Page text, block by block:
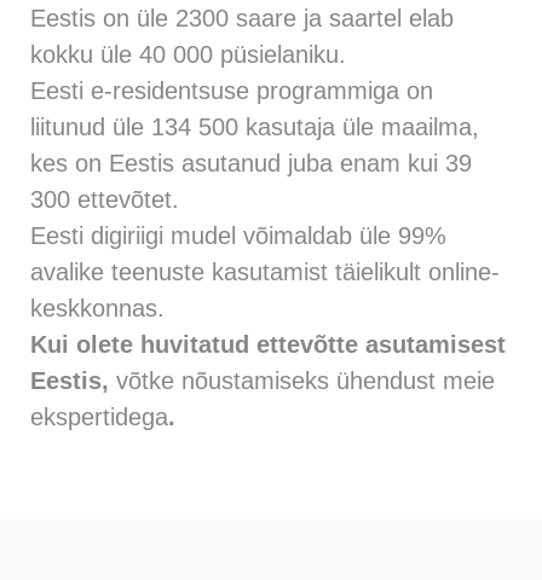
Eestis on üle 2300 saare ja saartel elab
kokku üle 40 000 püsielaniku.
Eesti e-residentsuse programmiga on
liitunud üle 134 500 kasutaja üle maailma,
kes on Eestis asutanud juba enam kui 39
300 ettevõtet.
Eesti digiriigi mudel võimaldab üle 99%
avalike teenuste kasutamist täielikult online-
keskkonnas.
Kui olete huvitatud ettevõtte asutamisest
Eestis, võtke nõustamiseks ühendust meie
ekspertidega.